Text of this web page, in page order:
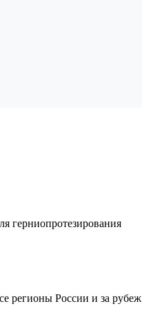
герниопротезирования
регионы России и за рубеж